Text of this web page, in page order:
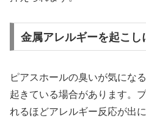
金属アレルギーを起こし
ピアスホールの臭いが気にな
起きている場合があります。
れるほどアレルギー反応が出